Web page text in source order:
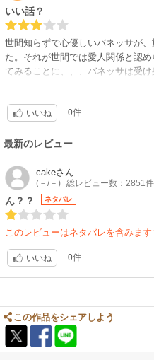
いい話？
世間知らずで心優しいバネッサが
た。それが世間では愛人関係と認
てみることに、、、バネッサは受
が、私はあまり楽しめませんでし
ね？ いいね 0件
最新のレビュー
cakeさん
(－/－) 総レビュー数：2851件
ん？？ ネタバレ
このレビューはネタバレを含みま
いいね 0件
この作品をシェアしよう